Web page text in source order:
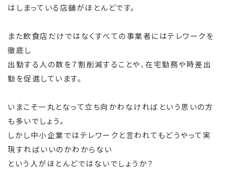
はしまっている店舗がほとんどです。
また飲食店だけではなくすべての事業者にはテレワークを
徹底し
出勤する人の数を７割削減することや、在宅勤務や時差出
勤を促進しています。
いまこそ一丸となって立ち向かわなければという思いの方
も多いでしょう。
しかし中小企業ではテレワークと言われてもどうやって実
現すればいいのかわからない
という人がほとんどではないでしょうか？